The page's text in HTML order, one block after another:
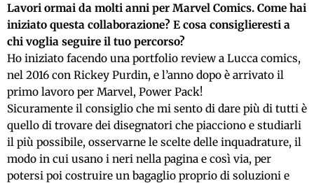
Lavori ormai da molti anni per Marvel Comics. Come hai
iniziato questa collaborazione? E cosa consiglieresti a
chi voglia seguire il tuo percorso?
Ho iniziato facendo una portfolio review a Lucca comics,
nel 2016 con Rickey Purdin, e l’anno dopo è arrivato il
primo lavoro per Marvel, Power Pack!
Sicuramente il consiglio che mi sento di dare più di tutti è
quello di trovare dei disegnatori che piacciono e studiarli
il più possibile, osservarne le scelte delle inquadrature, il
modo in cui usano i neri nella pagina e così via, per
potersi poi costruire un bagaglio proprio di soluzioni e